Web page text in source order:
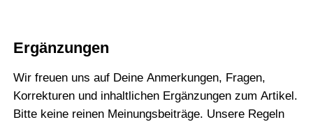
Ergänzungen
Wir freuen uns auf Deine Anmerkungen, Fragen,
Korrekturen und inhaltlichen Ergänzungen zum Artikel.
Bitte keine reinen Meinungsbeiträge. Unsere Regeln